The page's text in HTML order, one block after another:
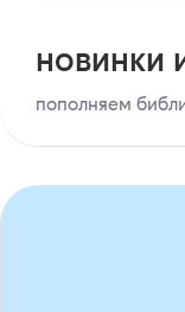
новинки
пополняем